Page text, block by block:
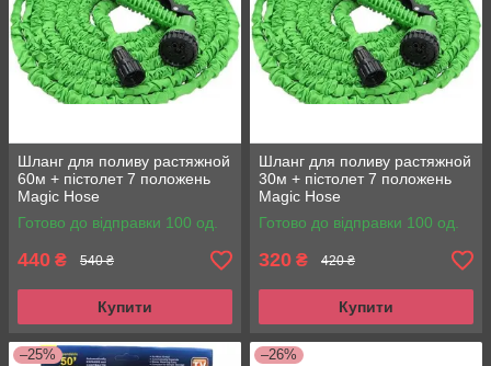
Шланг для поливу растяжной
60м + пістолет 7 положень
Magic Hose
Готово до відправки 100 од.
440 ₴ 540 ₴
Купити
Шланг для поливу растяжной
30м + пістолет 7 положень
Magic Hose
Готово до відправки 100 од.
320 ₴ 420 ₴
Купити
–25% –26%